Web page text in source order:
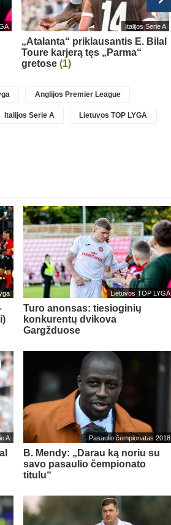
Italijos Serie A
„Atalanta“ priklausantis E. Bilal
Toure karjerą tęs „Parma“
gretose (1)
Anglijos Premier League
Italijos Serie A Lietuvos TOP LYGA
Lietuvos TOP LYGA
Turo anonsas: tiesioginių
konkurentų dvikova
Gargžduose
A Pasaulio čempionatas 2018
B. Mendy: „Darau ką noriu su
savo pasaulio čempionato
titulu“